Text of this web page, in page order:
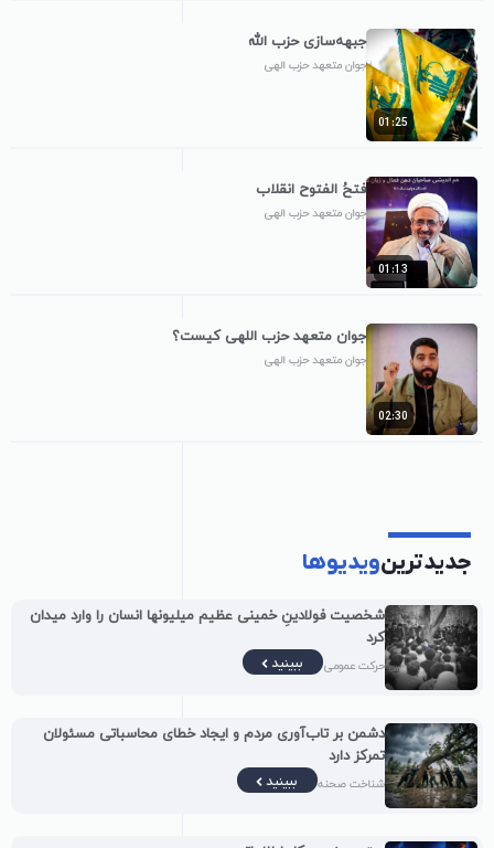
01:25
جبهه‌سازی حزب الله
جوان متعهد حزب الهی
01:13
فتحُ الفتوح انقلاب
جوان متعهد حزب الهی
02:30
جوان متعهد حزب اللهی کیست؟
جوان متعهد حزب الهی
جدیدترینویدیوها
شخصیت فولادینِ خمینی عظیم میلیونها انسان را وارد میدان
کرد
حرکت عمومی ببینید
دشمن بر تاب‌آوری مردم و ایجاد خطای محاسباتی مسئولان
تمرکز دارد
شناخت صحنه ببینید